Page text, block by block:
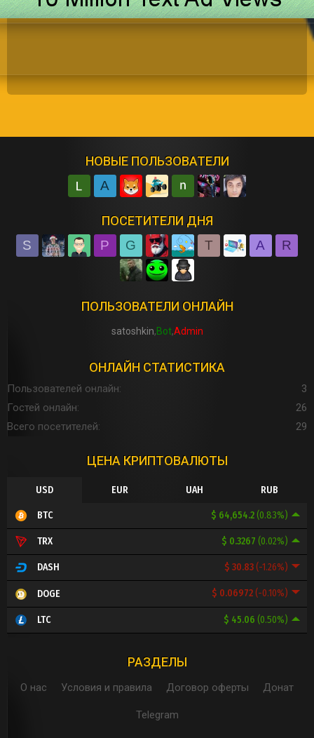
НОВЫЕ ПОЛЬЗОВАТЕЛИ
A
ПОСЕТИТЕЛИ ДНЯ
S P G T A R
ПОЛЬЗОВАТЕЛИ ОНЛАЙН
satoshkin Bot Admin
ОНЛАЙН СТАТИСТИКА
Пользователей онлайн
3
Гостей онлайн
26
Всего посетителей
29
ЦЕНА КРИПТОВАЛЮТЫ
USD EUR UAH RUB
$ 64,654.2(0.83%)
BTC
$ 0.3267 (0.02%)
TRX
$ 30.83(-1.26%)
DASH
$ 0.06972(-0.10%)
DOGE
$ 45.06 (0.50%)
LTC
РАЗДЕЛЫ
О нас Условия и правила Договор оферты Донат
Telegram